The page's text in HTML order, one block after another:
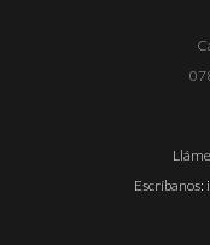
Escríbanos: